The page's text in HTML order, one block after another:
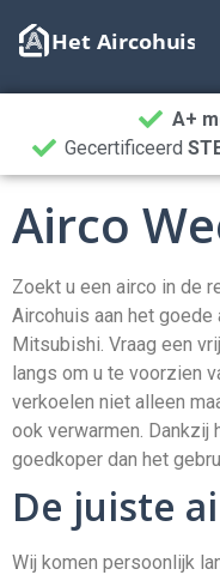
A+
Gecertificeerd
Airco
Zoekt u een airco in de
Aircohuis aan het
Mitsubishi. Vraag een
langs om u te voorzien
verkoelen niet alleen
ook verwarmen. Dankzij
goedkoper dan het
De juiste
Wij komen persoonlijk